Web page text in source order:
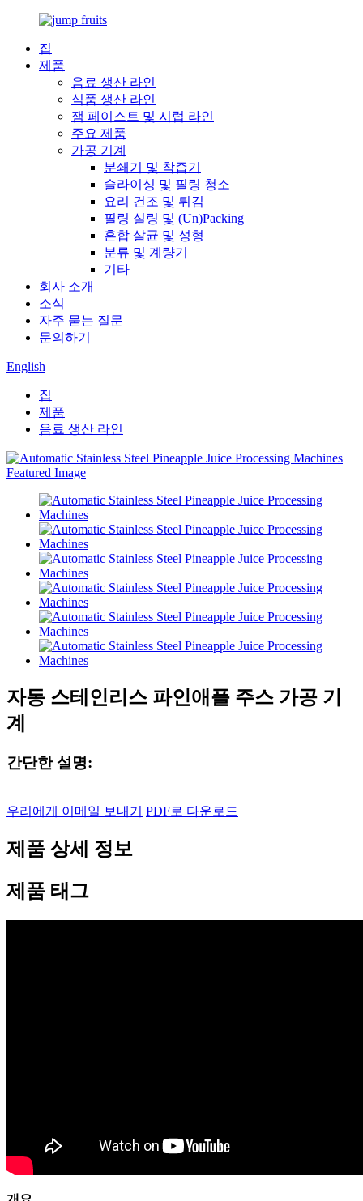
집
제품
음료 생산 라인
식품 생산 라인
잼 페이스트 및 시럽 라인
주요 제품
가공 기계
분쇄기 및 착즙기
슬라이싱 및 필링 청소
요리 건조 및 튀김
필링 실링 및 (Un)Packing
혼합 살균 및 성형
분류 및 계량기
기타
회사 소개
소식
자주 묻는 질문
문의하기
English
집
제품
음료 생산 라인
자동 스테인리스 파인애플 주스 가공 기
계
간단한 설명:
우리에게 이메일 보내기 PDF로 다운로드
제품 상세 정보
제품 태그